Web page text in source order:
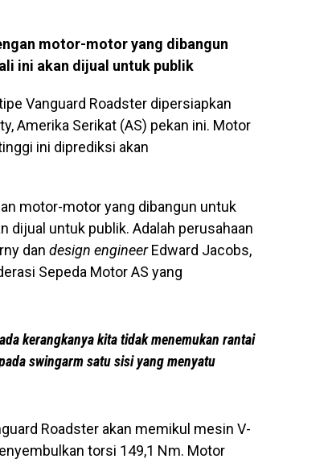
motor-motor yang dibangun
ini akan dijual untuk publik
Vanguard Roadster dipersiapkan
Amerika Serikat (AS) pekan ini. Motor
ini diprediksi akan
motor-motor yang dibangun untuk
dijual untuk publik. Adalah perusahaan
dan design engineerEdward Jacobs,
Sepeda Motor AS yang
kerangkanya kita tidak menemukan rantai
swingarm satu sisi yang menyatu
Roadster akan memikul mesin V-
torsi 149,1 Nm. Motor